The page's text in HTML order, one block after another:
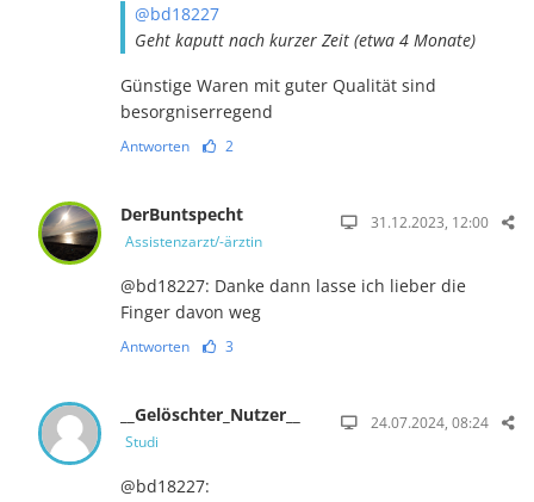
@bd18227
Geht kaputt nach kurzer Zeit (etwa 4 Monate)
Günstige Waren mit guter Qualität sind
besorgniserregend
Antworten 2
DerBuntspecht
Assistenzarzt/-ärztin
31.12.2023, 12:00
@bd18227: Danke dann lasse ich lieber die
Finger davon weg
Antworten 3
__Gelöschter_Nutzer__
Studi
24.07.2024, 08:24
@bd18227: